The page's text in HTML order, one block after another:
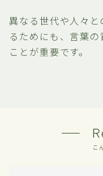
異なる世代や人々
るためにも、言葉
ことが重要です。
こ